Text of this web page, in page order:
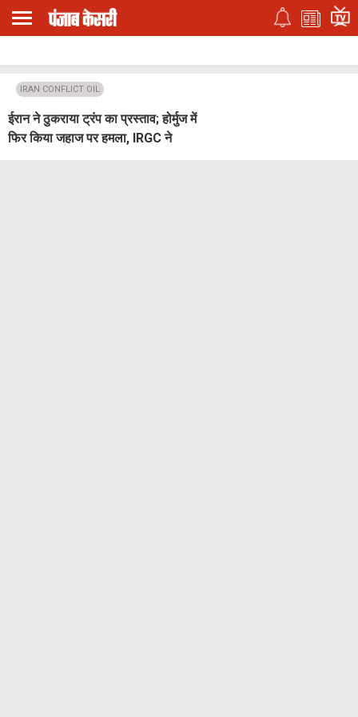
IRAN CONFLICT OIL
ईरान ने ठुकराया ट्रंप का प्रस्ताव; होर्मुज में
फिर किया जहाज पर हमला, IRGC ने